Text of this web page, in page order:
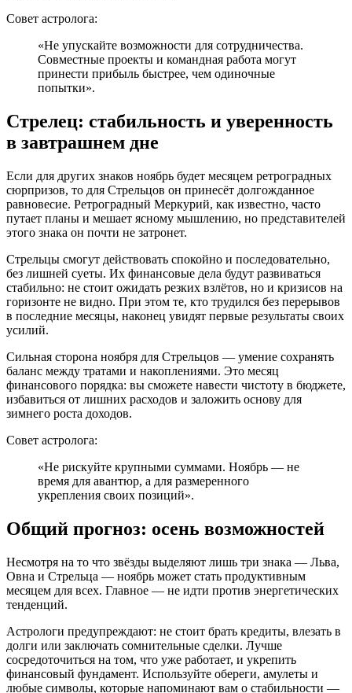
Совет астролога:
«Не упускайте возможности для сотрудничества.
Совместные проекты и командная работа могут
принести прибыль быстрее, чем одиночные
попытки».
Стрелец: стабильность и уверенность
в завтрашнем дне
Если для других знаков ноябрь будет месяцем ретроградных
сюрпризов, то для Стрельцов он принесёт долгожданное
равновесие. Ретроградный Меркурий, как известно, часто
путает планы и мешает ясному мышлению, но представителей
этого знака он почти не затронет.
Стрельцы смогут действовать спокойно и последовательно,
без лишней суеты. Их финансовые дела будут развиваться
стабильно: не стоит ожидать резких взлётов, но и кризисов на
горизонте не видно. При этом те, кто трудился без перерывов
в последние месяцы, наконец увидят первые результаты своих
усилий.
Сильная сторона ноября для Стрельцов — умение сохранять
баланс между тратами и накоплениями. Это месяц
финансового порядка: вы сможете навести чистоту в бюджете,
избавиться от лишних расходов и заложить основу для
зимнего роста доходов.
Совет астролога:
«Не рискуйте крупными суммами. Ноябрь — не
время для авантюр, а для размеренного
укрепления своих позиций».
Общий прогноз: осень возможностей
Несмотря на то что звёзды выделяют лишь три знака — Льва,
Овна и Стрельца — ноябрь может стать продуктивным
месяцем для всех. Главное — не идти против энергетических
тенденций.
Астрологи предупреждают: не стоит брать кредиты, влезать в
долги или заключать сомнительные сделки. Лучше
сосредоточиться на том, что уже работает, и укрепить
финансовый фундамент. Используйте обереги, амулеты и
любые символы, которые напоминают вам о стабильности —